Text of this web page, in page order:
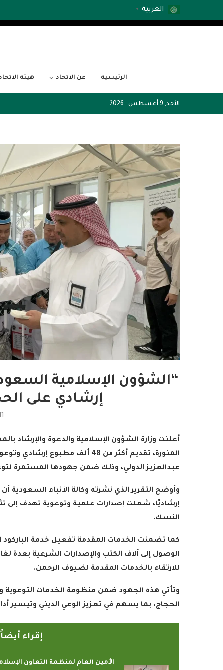
العربية ▼
الرئيسية عن الاتحاد هيئة
الأحد, 9 أغسطس , 2026
إرشادي على
أعلنت وزارة الشؤون الإسلامية والدعوة والإرشاد
المنورة، تقديم أكثر من 48 ألف
عبدالعزيز الدولي، وذلك ضمن جهودها المستمرة
إرشاديًا، شملت إصدارات علمية وتوعوية تهدف إلى
النسك.
كما تضمنت الخدمات المقدمة تفعيل خدمة الباركود
الوصول إلى آلاف الكتب والإصدارات الشرعية بعدة
للارتقاء بالخدمات المقدمة لضيوف الرحمن.
وتأتي هذه الجهود ضمن منظومة الخدمات التوعوية
الحجاج، بما يسهم في تعزيز الوعي الديني وتيسير
إقراء
الأمين العام لمنظمة التعاون